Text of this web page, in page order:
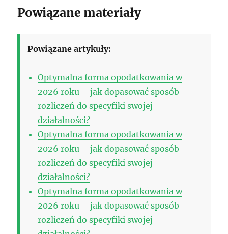
Powiązane materiały
Powiązane artykuły:
Optymalna forma opodatkowania w
2026 roku – jak dopasować sposób
rozliczeń do specyfiki swojej
działalności?
Optymalna forma opodatkowania w
2026 roku – jak dopasować sposób
rozliczeń do specyfiki swojej
działalności?
Optymalna forma opodatkowania w
2026 roku – jak dopasować sposób
rozliczeń do specyfiki swojej